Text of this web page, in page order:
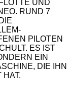
UND
RUND 7
PILOTEN
ES IST
EIN
DIE IHN
HAT.